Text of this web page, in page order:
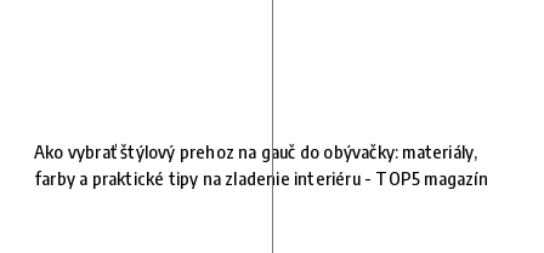
Ako vybrať štýlový prehoz na gauč do obývačky: materiály,
farby a praktické tipy na zladenie interiéru - TOP5 magazín